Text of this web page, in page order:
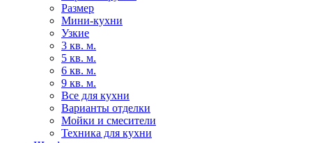
Размер
Мини-кухни
Узкие
3 кв. м.
5 кв. м.
6 кв. м.
9 кв. м.
Все для кухни
Варианты отделки
Мойки и смесители
Техника для кухни